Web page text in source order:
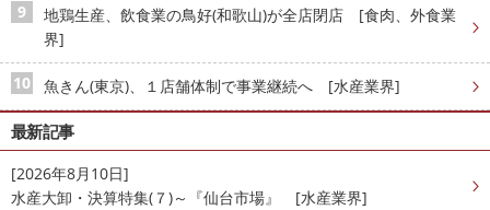
地鶏生産、飲食業の鳥好(和歌山)が全店閉店 [食肉、外食業
界]
魚きん(東京)、１店舗体制で事業継続へ [水産業界]
最新記事
[2026年8月10日]
水産大卸・決算特集(７)～『仙台市場』 [水産業界]